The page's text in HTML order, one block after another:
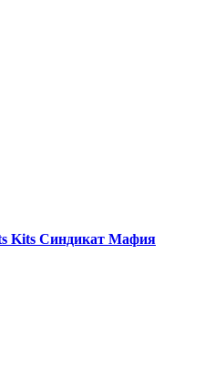
Kits Синдикат Мафия